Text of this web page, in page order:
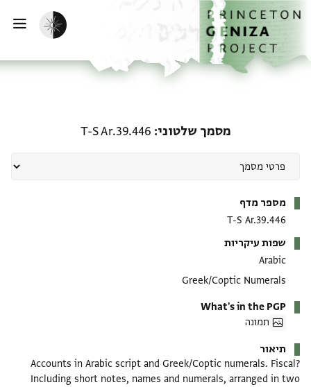
לתוכןהבית
הפעלת מצב כהה
מסמך שלטוני T-S Ar.39.446
מספר מדף
T-S Ar.39.446
שפות עיקריות
Arabic
Greek/Coptic Numerals
What's in the PGP
תמונה
תיאור
Accounts in Arabic script and Greek/Coptic numerals. Fiscal?
Including short notes, names and numerals, arranged in two